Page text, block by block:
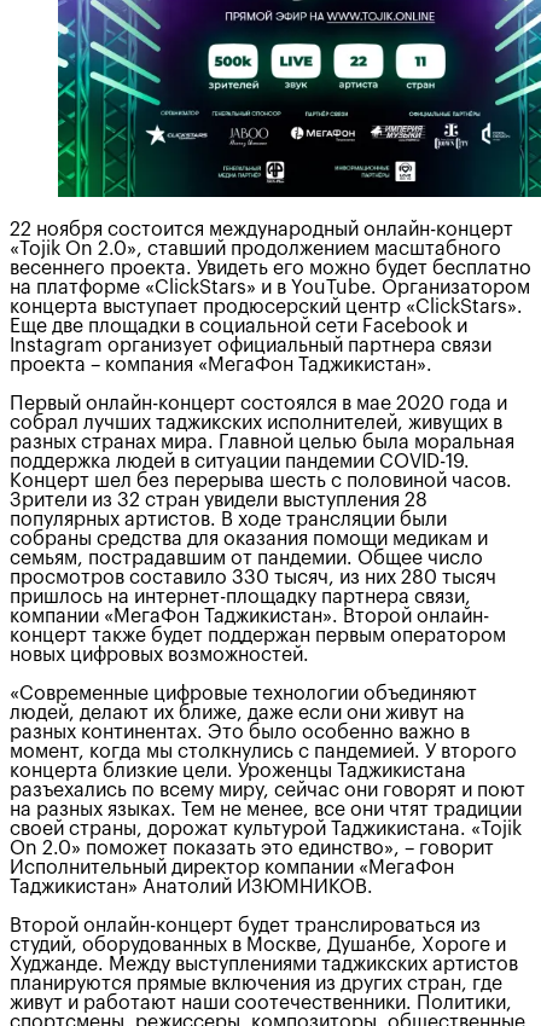
22 ноября состоится международный онлайн-концерт
«Tojik On 2.0», ставший продолжением масштабного
весеннего проекта. Увидеть его можно будет бесплатно
на платформе «ClickStars» и в YouTube. Организатором
концерта выступает продюсерский центр «ClickStars».
Еще две площадки в социальной сети Facebook и
Instagram организует официальный партнера связи
проекта – компания «МегаФон Таджикистан».
Первый онлайн-концерт состоялся в мае 2020 года и
собрал лучших таджикских исполнителей, живущих в
разных странах мира. Главной целью была моральная
поддержка людей в ситуации пандемии COVID-19.
Концерт шел без перерыва шесть с половиной часов.
Зрители из 32 стран увидели выступления 28
популярных артистов. В ходе трансляции были
собраны средства для оказания помощи медикам и
семьям, пострадавшим от пандемии. Общее число
просмотров составило 330 тысяч, из них 280 тысяч
пришлось на интернет-площадку партнера связи,
компании «МегаФон Таджикистан». Второй онлайн-
концерт также будет поддержан первым оператором
новых цифровых возможностей.
«Современные цифровые технологии объединяют
людей, делают их ближе, даже если они живут на
разных континентах. Это было особенно важно в
момент, когда мы столкнулись с пандемией. У второго
концерта близкие цели. Уроженцы Таджикистана
разъехались по всему миру, сейчас они говорят и поют
на разных языках. Тем не менее, все они чтят традиции
своей страны, дорожат культурой Таджикистана. «Tojik
On 2.0» поможет показать это единство», – говорит
Исполнительный директор компании «МегаФон
Таджикистан» Анатолий ИЗЮМНИКОВ.
Второй онлайн-концерт будет транслироваться из
студий, оборудованных в Москве, Душанбе, Хороге и
Худжанде. Между выступлениями таджикских артистов
планируются прямые включения из других стран, где
живут и работают наши соотечественники. Политики,